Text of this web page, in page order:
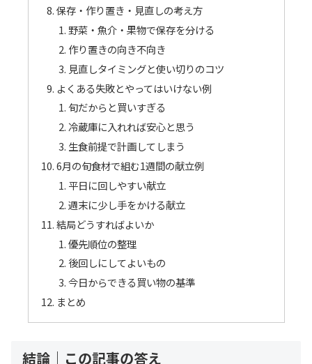
保存・作り置き・見直しの考え方
野菜・魚介・果物で保存を分ける
作り置きの向き不向き
見直しタイミングと使い切りのコツ
よくある失敗とやってはいけない例
旬だからと買いすぎる
冷蔵庫に入れれば安心と思う
生食前提で計画してしまう
6月の旬食材で組む1週間の献立例
平日に回しやすい献立
週末に少し手をかける献立
結局どうすればよいか
優先順位の整理
後回しにしてよいもの
今日からできる買い物の基準
まとめ
結論｜この記事の答え